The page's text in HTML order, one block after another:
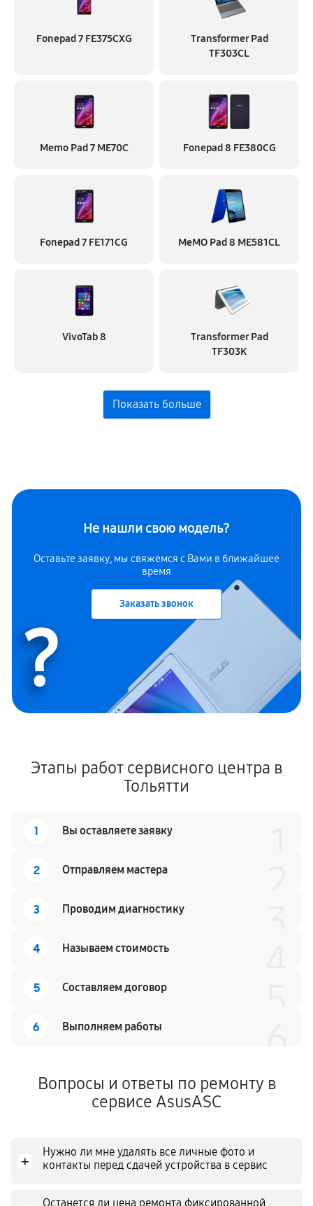
Fonepad 7 FE375CXG
Transformer Pad
TF303CL
Memo Pad 7 ME70C Fonepad 8 FE380CG
Fonepad 7 FE171CG MeMO Pad 8 ME581CL
VivoTab 8
Transformer Pad
TF303K
Не нашли свою модель?
Оставьте заявку, мы свяжемся с Вами в ближайшее
время
Заказать звонок
?
Этапы работ сервисного центра в
Тольятти
1 Вы оставляете заявку
2 Отправляем мастера
3 Проводим диагностику
4 Называем стоимость
5 Составляем договор
6 Выполняем работы
Вопросы и ответы по ремонту в
сервисе AsusASC
+
Нужно ли мне удалять все личные фото и
контакты перед сдачей устройства в сервис
Останется ли цена ремонта фиксированной